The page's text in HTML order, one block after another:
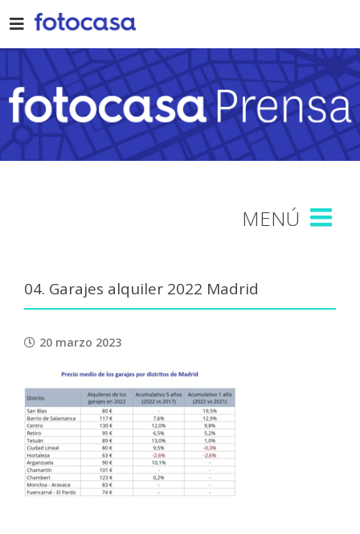
to
content
04. Garajes alquiler 2022 Madrid
20 marzo 2023